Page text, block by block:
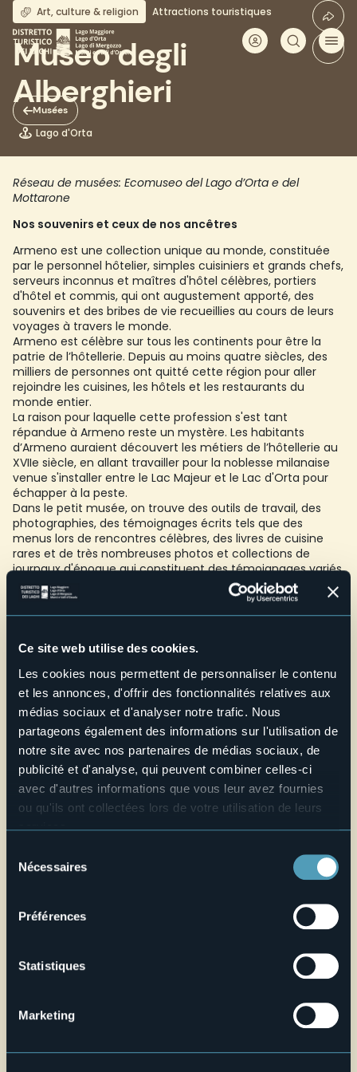
Ce site web utilise des cookies.
Les cookies nous permettent de personnaliser le contenu
et les annonces, d'offrir des fonctionnalités relatives aux
médias sociaux et d'analyser notre trafic. Nous
partageons également des informations sur l'utilisation de
notre site avec nos partenaires de médias sociaux, de
publicité et d'analyse, qui peuvent combiner celles-ci
avec d'autres informations que vous leur avez fournies
ou qu'ils ont collectées lors de votre utilisation de leurs
services.
manière de les gérer et de les supprimer,
cliquez ici
Nécessaires
Préférences
Statistiques
Marketing
Aller
au
contenu
principal
Musées
Art, culture & religion Attractions touristiques
Museo degli
Alberghieri
Lago d'Orta
Réseau de musées: Ecomuseo del Lago d’Orta e del
Mottarone
Nos souvenirs et ceux de nos ancêtres
Armeno est une collection unique au monde, constituée
par le personnel hôtelier, simples cuisiniers et grands chefs,
serveurs inconnus et maîtres d'hôtel célèbres, portiers
d'hôtel et commis, qui ont augustement apporté, des
souvenirs et des bribes de vie recueillies au cours de leurs
voyages à travers le monde.
Armeno est célèbre sur tous les continents pour être la
patrie de l’hôtellerie. Depuis au moins quatre siècles, des
milliers de personnes ont quitté cette région pour aller
rejoindre les cuisines, les hôtels et les restaurants du
monde entier.
La raison pour laquelle cette profession s'est tant
répandue à Armeno reste un mystère. Les habitants
d’Armeno auraient découvert les métiers de l’hôtellerie au
XVIIe siècle, en allant travailler pour la noblesse milanaise
venue s'installer entre le Lac Majeur et le Lac d'Orta pour
échapper à la peste.
Dans le petit musée, on trouve des outils de travail, des
photographies, des témoignages écrits tels que des
menus lors de rencontres célèbres, des livres de cuisine
rares et de très nombreuses photos et collections de
journaux d'époque qui constituent des témoignages variés
de la vie des puissants de cette planète et de celle des
gens simples.
Écoles: une classe pour la visite de l'exposition +
Credit: Archivio Fotografico Distretto dei Laghi - Lorenzo Pipi
E-mail
commalfredo@hotmail.com
Telefono
+39 334 8702981
Site web
27°
via Dei Prati n.5
Ouvrir la carte